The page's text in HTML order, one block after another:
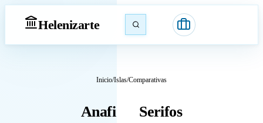
Helenizarte
Inicio/Islas/Comparativas
Anafi Serifos